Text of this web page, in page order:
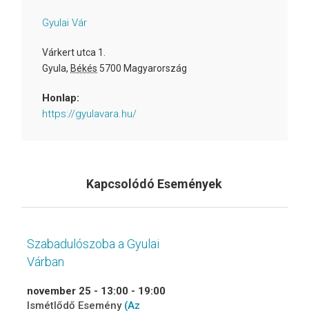
Gyulai Vár
Várkert utca 1.
Gyula, Békés 5700 Magyarország
Honlap:
https://gyulavara.hu/
Kapcsolódó Események
Szabadulószoba a Gyulai
Várban
november 25 - 13:00 - 19:00
Ismétlődő Esemény (Az